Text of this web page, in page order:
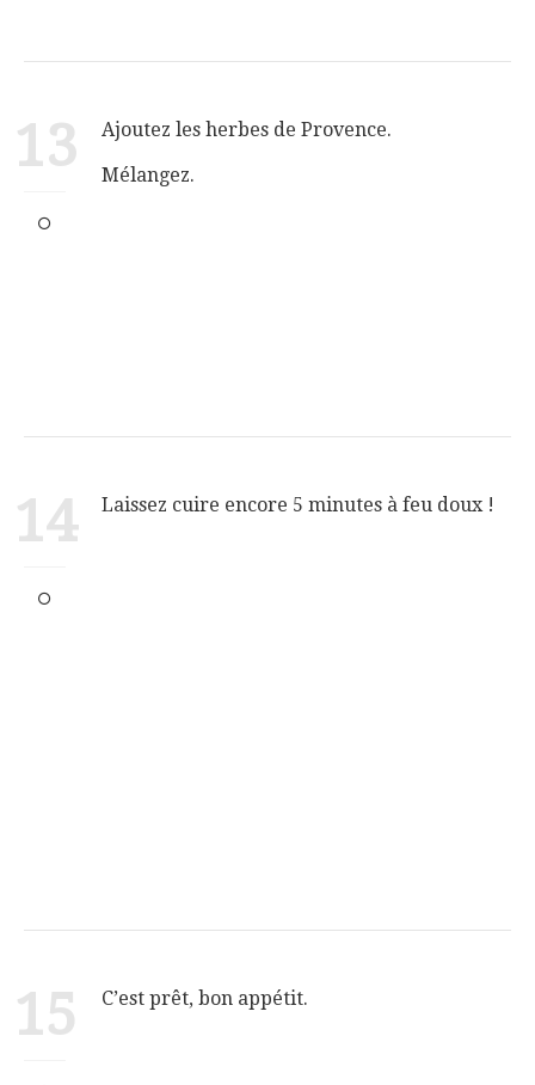
13
Ajoutez les herbes de Provence.
Mélangez.
14 Laissez cuire encore 5 minutes à feu doux !
15 C’est prêt, bon appétit.